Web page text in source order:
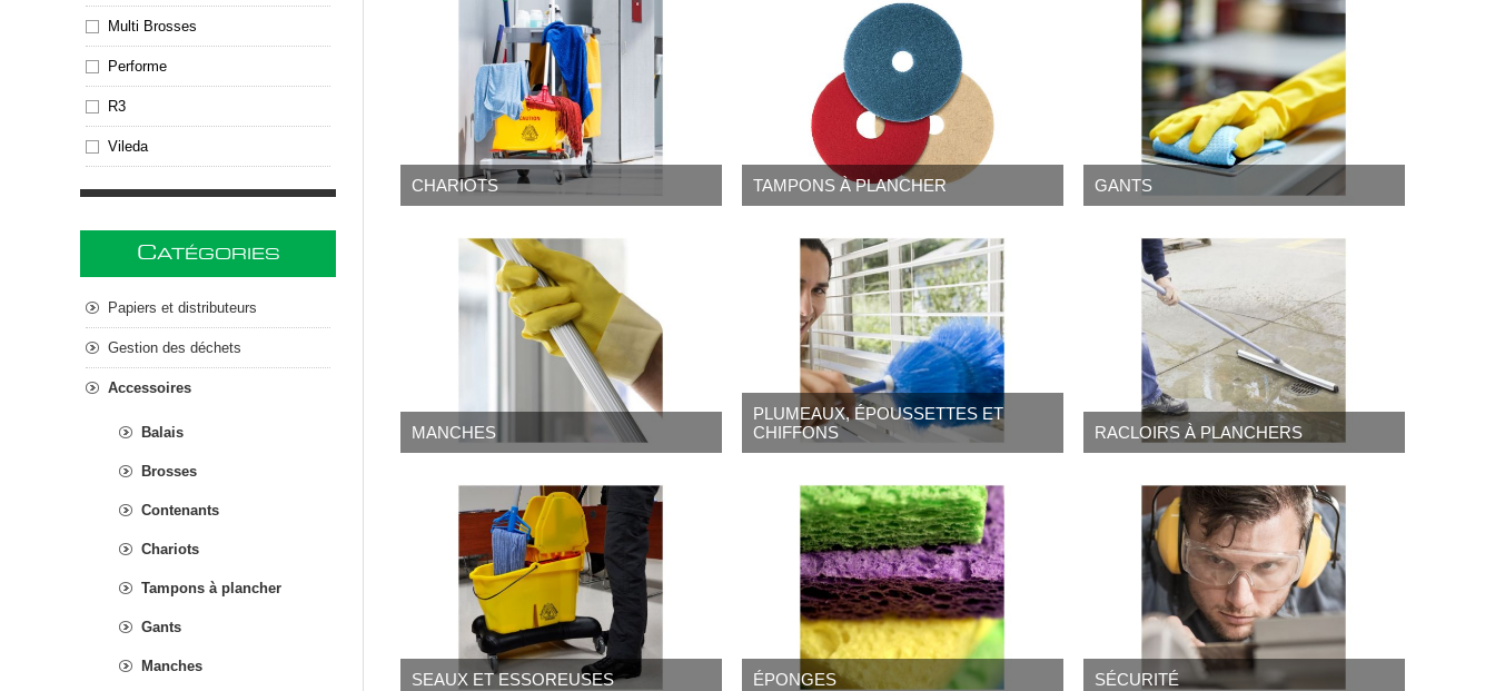
CHARIOTS TAMPONS À PLANCHER GANTS
MANCHES
PLUMEAUX, ÉPOUSSETTES ET
CHIFFONS
RACLOIRS À PLANCHERS
SEAUX ET ESSOREUSES ÉPONGES SÉCURITÉ
Multi Brosses
Performe
R3
Vileda
CATÉGORIES
Papiers et distributeurs
Gestion des déchets
Accessoires
Balais
Brosses
Contenants
Chariots
Tampons à plancher
Gants
Manches